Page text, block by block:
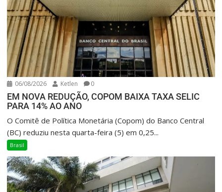
06/08/2026 Ketlen 0
EM NOVA REDUÇÃO, COPOM BAIXA TAXA SELIC
PARA 14% AO ANO
O Comitê de Política Monetária (Copom) do Banco Central
(BC) reduziu nesta quarta-feira (5) em 0,25...
Brasil